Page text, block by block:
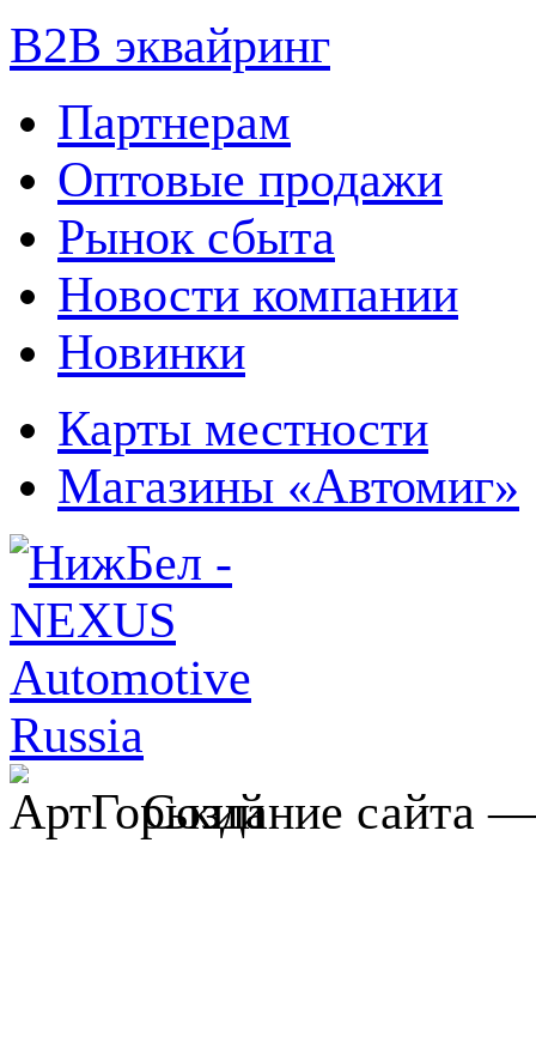
B2B эквайринг
Партнерам
Оптовые продажи
Рынок сбыта
Новости компании
Новинки
Карты местности
Магазины «Автомиг»
Создание сайта